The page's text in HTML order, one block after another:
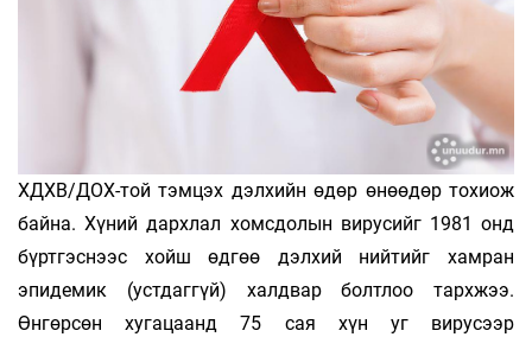
ХДХВ/ДОХ-той тэмцэх дэлхийн өдөр өнөөдөр тохиож
байна. Хүний дархлал хомсдолын вирусийг 1981 онд
бүртгэснээс хойш өдгөө дэлхий нийтийг хамран
эпидемик (устдаггүй) халдвар болтлоо тархжээ.
Өнгөрсөн хугацаанд 75 сая хүн уг вирусээр